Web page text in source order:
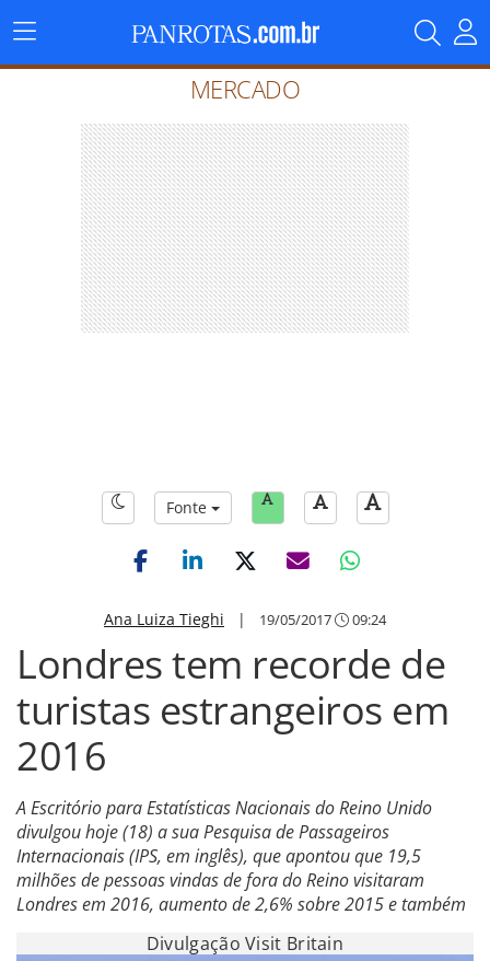
Menu
Principal
MERCADO
Fonte
Ana Luiza Tieghi | 19/05/2017 09:24
Londres tem recorde de
turistas estrangeiros em
2016
A Escritório para Estatísticas Nacionais do Reino Unido
divulgou hoje (18) a sua Pesquisa de Passageiros
Internacionais (IPS, em inglês), que apontou que 19,5
milhões de pessoas vindas de fora do Reino visitaram
Londres em 2016, aumento de 2,6% sobre 2015 e também
Divulgação Visit Britain